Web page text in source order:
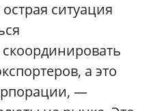
ситуация
а это
—